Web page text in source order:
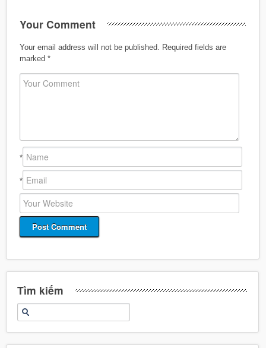
Your Comment
Your email address will not be published.
Required fields are
marked *
*
*
Tìm kiếm